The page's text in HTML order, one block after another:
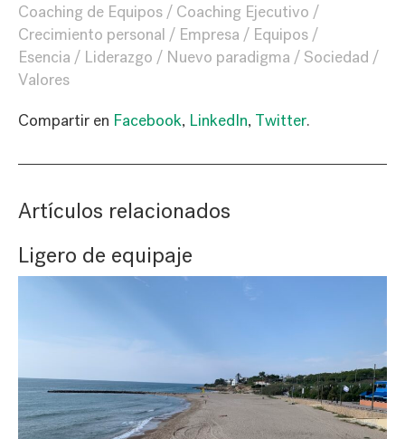
Coaching de Equipos
Coaching Ejecutivo
Crecimiento personal
Empresa
Equipos
Esencia
Liderazgo Nuevo paradigma
Sociedad
Valores
Compartir en Facebook, LinkedIn, Twitter.
Artículos relacionados
Ligero de equipaje